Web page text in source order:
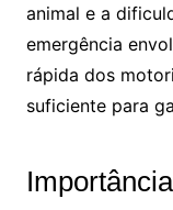
animal e a
emergência
rápida dos
suficiente para